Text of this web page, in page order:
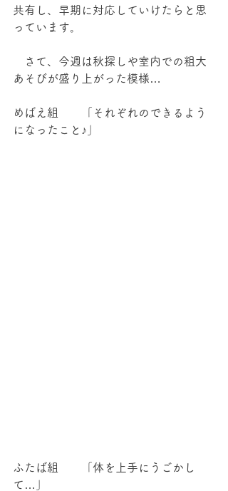
共有し、早期に対応していけたらと思
っています。
さて、今週は秋探しや室内での粗大
あそびが盛り上がった模様…
めばえ組　　「それぞれのできるよう
になったこと♪」
ふたば組　　「体を上手にうごかし
て…」